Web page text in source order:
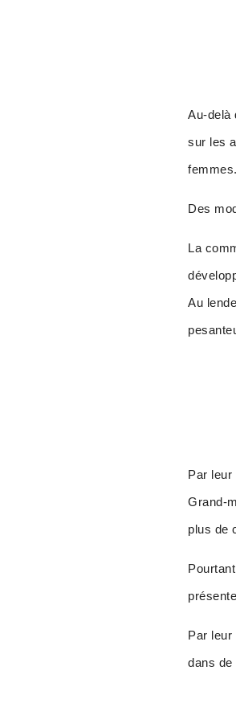
Au-delà
sur les
femmes.
Des
La
Au
Par
Grand-
plus de
Par
dans de